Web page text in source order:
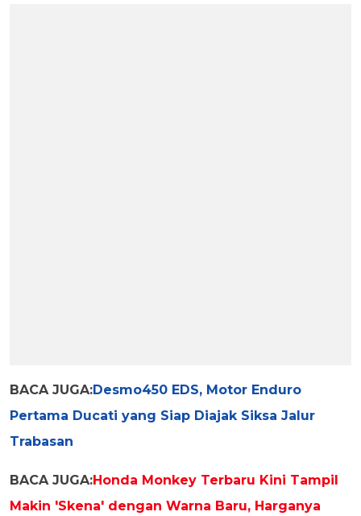
BACA JUGA:Desmo450 EDS, Motor Enduro
Pertama Ducati yang Siap Diajak Siksa Jalur
Trabasan
BACA JUGA:Honda Monkey Terbaru Kini Tampil
Makin 'Skena' dengan Warna Baru, Harganya